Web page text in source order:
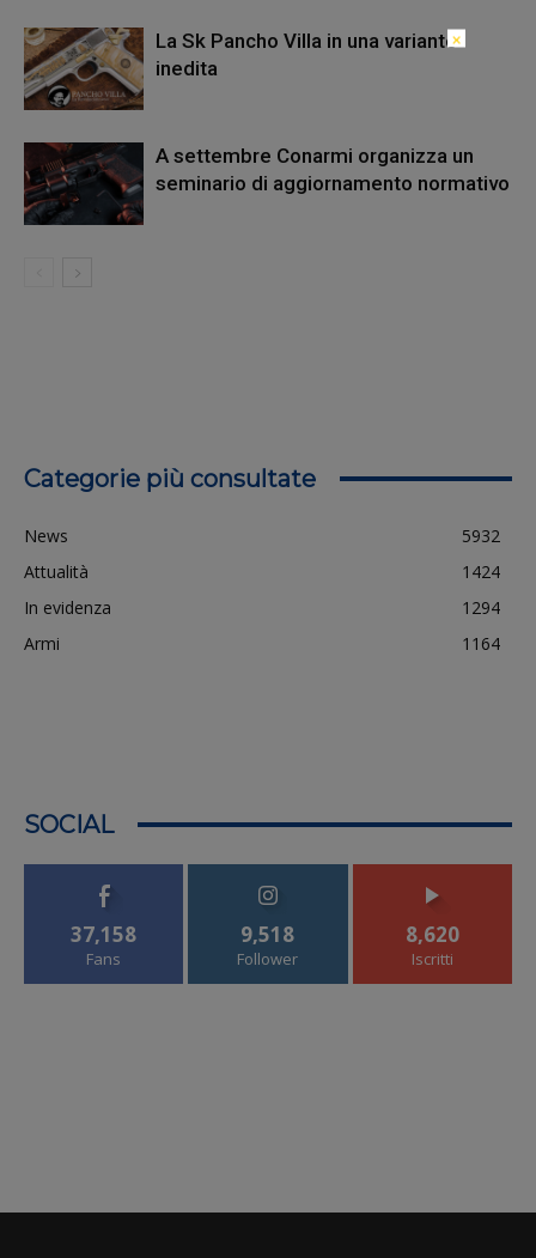
La Sk Pancho Villa in una variante
inedita
A settembre Conarmi organizza un
seminario di aggiornamento normativo
Categorie più consultate
News
5932
Attualità
1424
In evidenza
1294
Armi
1164
SOCIAL
37,158
Fans
9,518
Follower
8,620
Iscritti
×